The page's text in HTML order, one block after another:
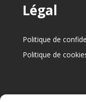
Légal
Politique de
Politique de